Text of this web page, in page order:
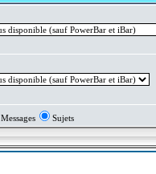
Messages Sujets